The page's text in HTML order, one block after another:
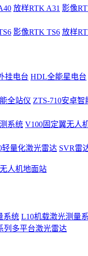
放样RTK A31 影像
影像RTK TS6 放样
挂电台 HDL全能星电台
全站仪 ZTS-710安卓智
系统 V100固定翼无人
轻量化激光雷达 SVR雷
人机地面站
系统 L10机载激光测量
列多平台激光雷达